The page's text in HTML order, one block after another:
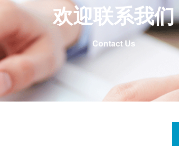
欢迎联系我们
Contact Us